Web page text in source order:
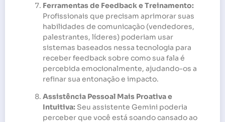
Ferramentas de Feedback e Treinamento:
Profissionais que precisam aprimorar suas
habilidades de comunicação (vendedores,
palestrantes, líderes) poderiam usar
sistemas baseados nessa tecnologia para
receber feedback sobre como sua fala é
percebida emocionalmente, ajudando-os a
refinar sua entonação e impacto.
Assistência Pessoal Mais Proativa e
Intuitiva: Seu assistente Gemini poderia
perceber que você está soando cansado ao